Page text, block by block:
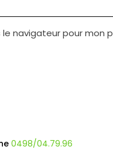
navigateur pour mon
0498/04.79.96